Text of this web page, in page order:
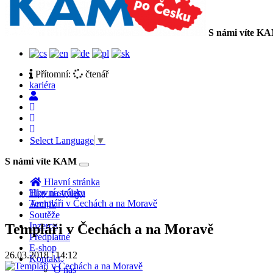
S námi víte
Přítomní:
čtenář
kariéra
Select Language ▼
S námi víte KAM
Toggle
navigation
Hlavní stránka
Tipy na výlety
Archiv
Soutěže
Inzerce
Předplatné
E-shop
Kontakt
O nás
Hlavní stránka
Templáři v Čechách a na Moravě
Templáři v Čechách a na Moravě
26.03.2018 | 14:12